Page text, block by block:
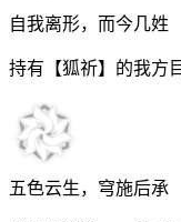
自我离形，而今几姓
持有【狐祈】的我方
五色云生，穹施后承